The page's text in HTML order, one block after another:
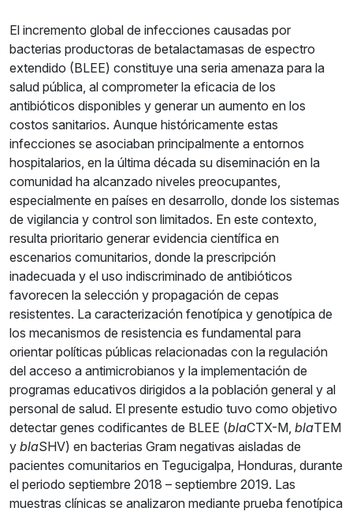
El incremento global de infecciones causadas por
bacterias productoras de betalactamasas de espectro
extendido (BLEE) constituye una seria amenaza para la
salud pública, al comprometer la eficacia de los
antibióticos disponibles y generar un aumento en los
costos sanitarios. Aunque históricamente estas
infecciones se asociaban principalmente a entornos
hospitalarios, en la última década su diseminación en la
comunidad ha alcanzado niveles preocupantes,
especialmente en países en desarrollo, donde los sistemas
de vigilancia y control son limitados. En este contexto,
resulta prioritario generar evidencia científica en
escenarios comunitarios, donde la prescripción
inadecuada y el uso indiscriminado de antibióticos
favorecen la selección y propagación de cepas
resistentes. La caracterización fenotípica y genotípica de
los mecanismos de resistencia es fundamental para
orientar políticas públicas relacionadas con la regulación
del acceso a antimicrobianos y la implementación de
programas educativos dirigidos a la población general y al
personal de salud. El presente estudio tuvo como objetivo
detectar genes codificantes de BLEE (blaCTX-M, blaTEM
y blaSHV) en bacterias Gram negativas aisladas de
pacientes comunitarios en Tegucigalpa, Honduras, durante
el periodo septiembre 2018 – septiembre 2019. Las
muestras clínicas se analizaron mediante prueba fenotípica